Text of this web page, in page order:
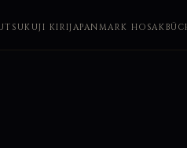
KUJI KIRI JAPAN MARK HOSAK